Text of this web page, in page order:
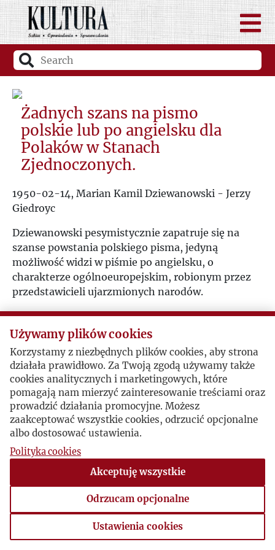
Żadnych szans na pismo
polskie lub po angielsku dla
Polaków w Stanach
Zjednoczonych.
1950-02-14, Marian Kamil Dziewanowski - Jerzy
Giedroyc
Dziewanowski pesymistycznie zapatruje się na
szanse powstania polskiego pisma, jedyną
możliwość widzi w piśmie po angielsku, o
charakterze ogólnoeuropejskim, robionym przez
przedstawicieli ujarzmionych narodów.
Używamy plików cookies
Korzystamy z niezbędnych plików cookies, aby strona
działała prawidłowo. Za Twoją zgodą używamy także
cookies analitycznych i marketingowych, które
pomagają nam mierzyć zainteresowanie treściami oraz
prowadzić działania promocyjne. Możesz
zaakceptować wszystkie cookies, odrzucić opcjonalne
albo dostosować ustawienia.
Polityka cookies
Akceptuję wszystkie
Odrzucam opcjonalne
Ustawienia cookies
Ustawienia cookies